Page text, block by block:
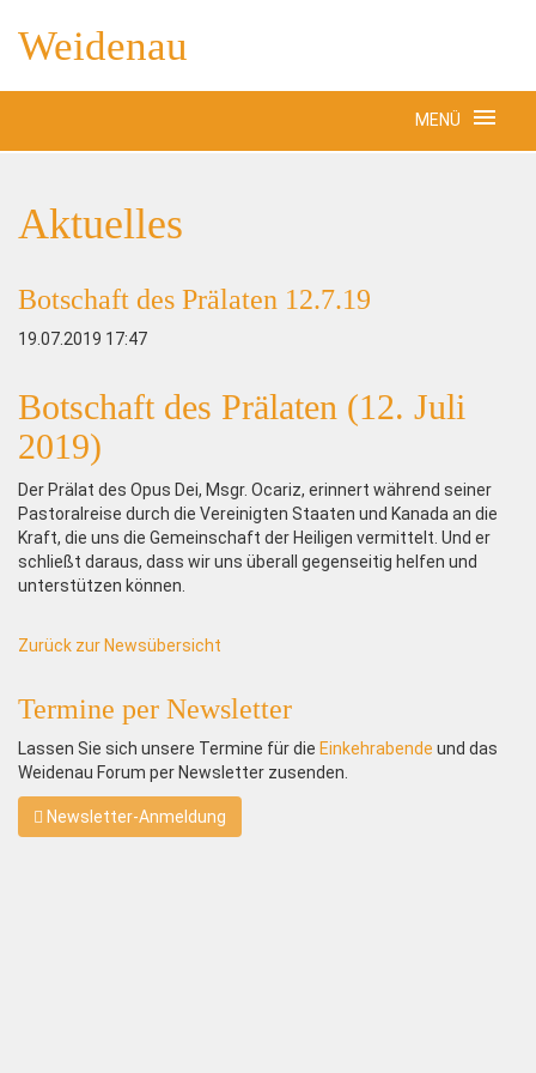
Weidenau
MENÜ
Aktuelles
Botschaft des Prälaten 12.7.19
19.07.2019 17:47
Botschaft des Prälaten (12. Juli
2019)
Der Prälat des Opus Dei, Msgr. Ocariz, erinnert während seiner
Pastoralreise durch die Vereinigten Staaten und Kanada an die
Kraft, die uns die Gemeinschaft der Heiligen vermittelt. Und er
schließt daraus, dass wir uns überall gegenseitig helfen und
unterstützen können.
Zurück zur Newsübersicht
Termine per Newsletter
Lassen Sie sich unsere Termine für die Einkehrabende und das
Weidenau Forum per Newsletter zusenden.
Newsletter-Anmeldung